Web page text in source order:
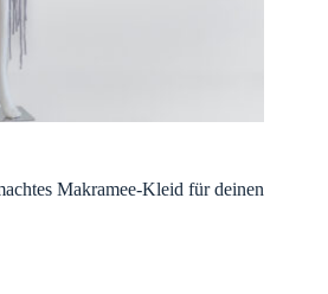
Makramee-Kleid für deinen